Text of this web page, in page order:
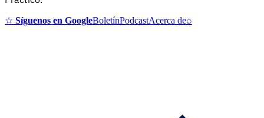
☆ Síguenos en GoogleBoletínPodcastAcerca de⌕